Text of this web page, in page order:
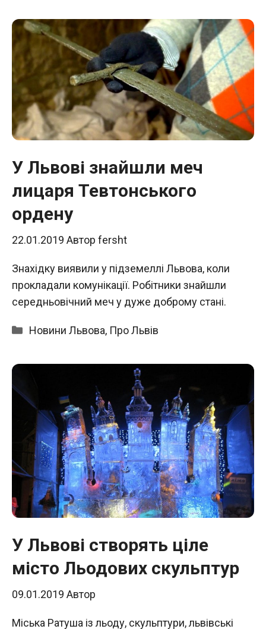
У Львові знайшли меч
лицаря Тевтонського
ордену
22.01.2019 Автор fersht
Знахідку виявили у підземеллі Львова, коли
прокладали комунікації. Робітники знайшли
середньовічний меч у дуже доброму стані.
Категорії
Новини Львова, Про Львів
У Львові створять ціле
місто Льодових скульптур
09.01.2019 Автор
Міська Ратуша із льоду, скульптури, львівські